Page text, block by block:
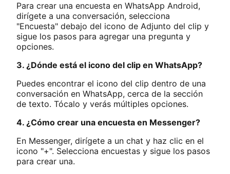
Para crear una encuesta en WhatsApp Android,
dirígete a una conversación, selecciona
"Encuesta" debajo del icono de Adjunto del clip y
sigue los pasos para agregar una pregunta y
opciones.
3. ¿Dónde está el icono del clip en WhatsApp?
Puedes encontrar el icono del clip dentro de una
conversación en WhatsApp, cerca de la sección
de texto. Tócalo y verás múltiples opciones.
4. ¿Cómo crear una encuesta en Messenger?
En Messenger, dirígete a un chat y haz clic en el
icono "+". Selecciona encuestas y sigue los pasos
para crear una.